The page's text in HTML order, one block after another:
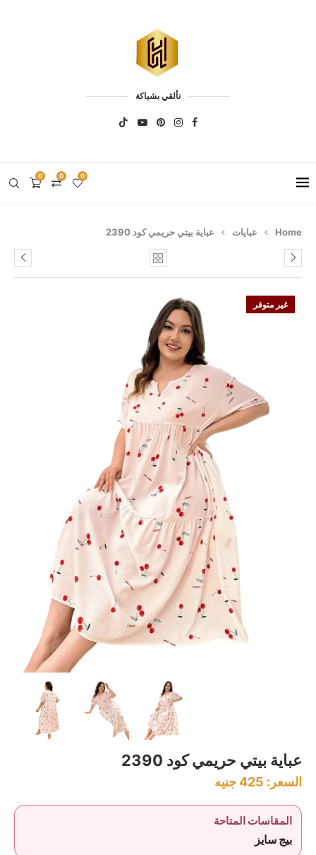
تألقي بشياكة
0 0 0
Home عبايات عباية بيتي حريمي كود 2390
غير متوفر
عباية بيتي حريمي كود 2390
السعر: 425جنيه
المقاسات المتاحة
بيج سايز